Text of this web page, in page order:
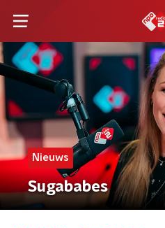
Nieuws
Sugababes